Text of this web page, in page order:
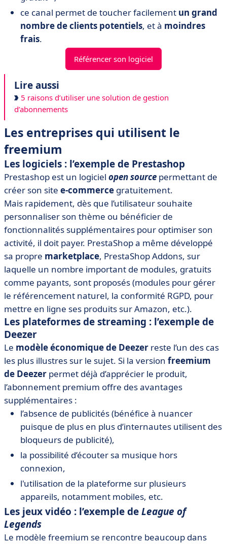
ce canal permet de toucher facilement un grand
nombre de clients potentiels, et à moindres
frais.
Référencer son logiciel
Lire aussi
5 raisons d’utiliser une solution de gestion
d’abonnements
Les entreprises qui utilisent le
freemium
Les logiciels : l’exemple de Prestashop
Prestashop est un logiciel open source permettant de
créer son site e-commerce gratuitement.
Mais rapidement, dès que l’utilisateur souhaite
personnaliser son thème ou bénéficier de
fonctionnalités supplémentaires pour optimiser son
activité, il doit payer. PrestaShop a même développé
sa propre marketplace, PrestaShop Addons, sur
laquelle un nombre important de modules, gratuits
comme payants, sont proposés (modules pour gérer
le référencement naturel, la conformité RGPD, pour
mettre en ligne ses produits sur Amazon, etc.).
Les plateformes de streaming : l’exemple de
Deezer
Le modèle économique de Deezer reste l’un des cas
les plus illustres sur le sujet. Si la version freemium
de Deezer permet déjà d’apprécier le produit,
l’abonnement premium offre des avantages
supplémentaires :
l’absence de publicités (bénéfice à nuancer
puisque de plus en plus d’internautes utilisent des
bloqueurs de publicité),
la possibilité d’écouter sa musique hors
connexion,
l'utilisation de la plateforme sur plusieurs
appareils, notamment mobiles, etc.
Les jeux vidéo : l’exemple deLeague of
Legends
Le modèle freemium se rencontre beaucoup dans